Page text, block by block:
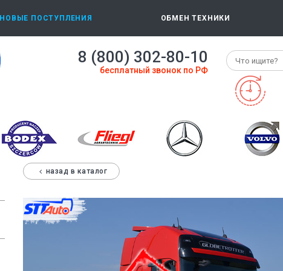
НОВЫЕ ПОСТУПЛЕНИЯ ОБМЕН ТЕХНИКИ
8 (800) 302-80-10
бесплатный звонок по РФ
назад в каталог